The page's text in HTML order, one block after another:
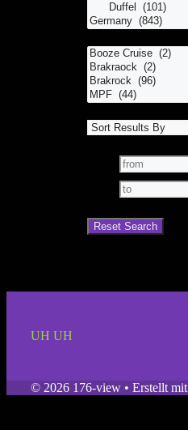
UH UH
© 2026 176-view • Erstellt mit